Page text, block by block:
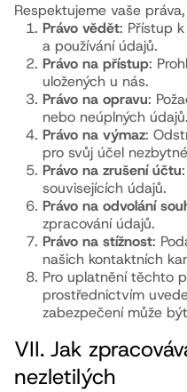
Respektujeme vaše
Právo vědět: Přístup
a používání údajů.
Právo na přístup:
uložených u nás.
Právo na opravu:
nebo neúplných údajů.
Právo na výmaz:
pro svůj účel
Právo na zrušení účtu
souvisejících údajů.
Právo na odvolání
zpracování údajů.
Právo na stížnost:
našich kontaktních
Pro uplatnění těchto
prostřednictvím
zabezpečení může
VII. Jak
nezletilých